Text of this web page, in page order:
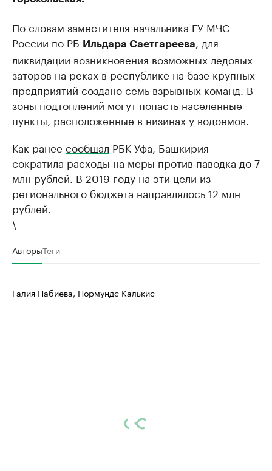
По словам заместителя начальника ГУ МЧС
России по РБ Ильдара Саетгареева, для
ликвидации возникновения возможных ледовых
заторов на реках в республике на базе крупных
предприятий создано семь взрывных команд. В
зоны подтоплений могут попасть населенные
пункты, расположенные в низинах у водоемов.
Как ранее сообщал РБК Уфа, Башкирия
сократила расходы на меры против паводка до 7
млн рублей. В 2019 году на эти цели из
регионального бюджета направлялось 12 млн
рублей.
\
АвторыТеги
Галия Набиева, Нормундс Калькис